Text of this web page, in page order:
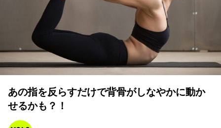
あの指を反らすだけで背骨がしなやかに動か
せるかも？！